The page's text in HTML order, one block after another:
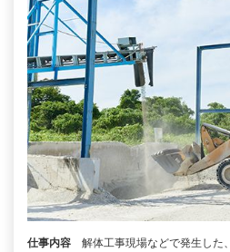
仕事内容
解体工事現場などで発生した